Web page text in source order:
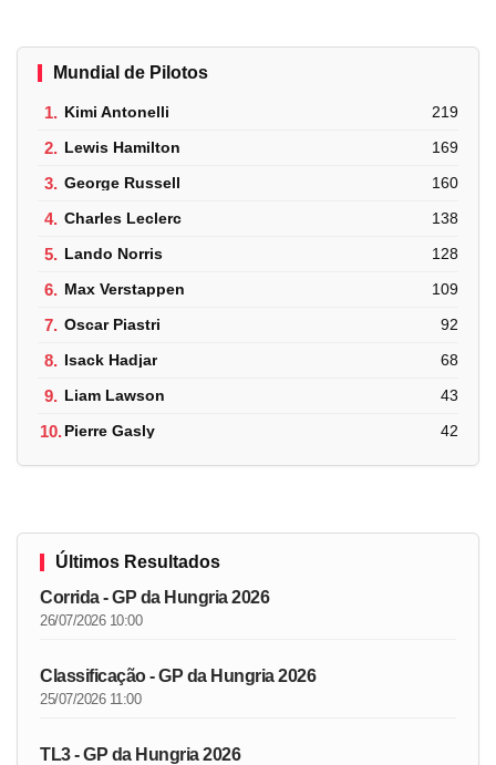
Mundial de Pilotos
1. Kimi Antonelli 219
2. Lewis Hamilton 169
3. George Russell 160
4. Charles Leclerc 138
5. Lando Norris 128
6. Max Verstappen 109
7. Oscar Piastri 92
8. Isack Hadjar 68
9. Liam Lawson 43
10.Pierre Gasly 42
Últimos Resultados
Corrida - GP da Hungria 2026
26/07/2026 10:00
Classificação - GP da Hungria 2026
25/07/2026 11:00
TL3 - GP da Hungria 2026